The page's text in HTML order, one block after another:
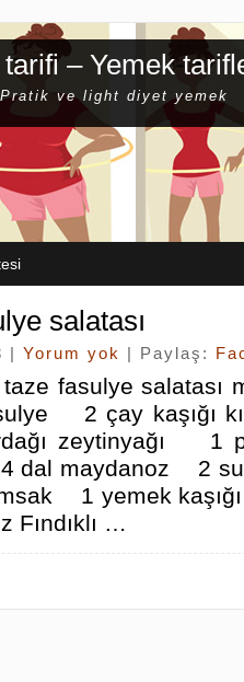
– Yemek
ve light diyet yemek
salatası
| Yorum yok | Paylaş:
taze fasulye
2 çay kaşığı
zeytinyağı 1
dal maydanoz 2 su
1 yemek
Fındıklı …